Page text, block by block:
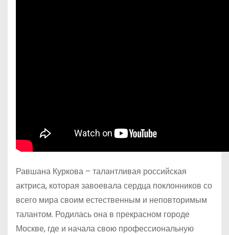
Равшана Куркова – талантливая российская
актриса, которая завоевала сердца поклонников со
всего мира своим естественным и неповторимым
талантом. Родилась она в прекрасном городе
Москве, где и начала свою профессиональную